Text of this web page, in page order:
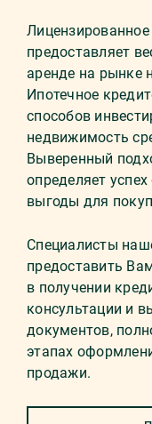
Лицензированное
предоставляет
аренде на рынке
Ипотечное
способов
недвижимость
Выверенный
определяет
выгоды для
Специалисты
предоставить
в получении
консультации и
документов,
этапах
продажи.